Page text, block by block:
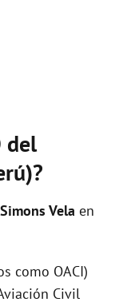
del
Vela en
como OACI)
Civil